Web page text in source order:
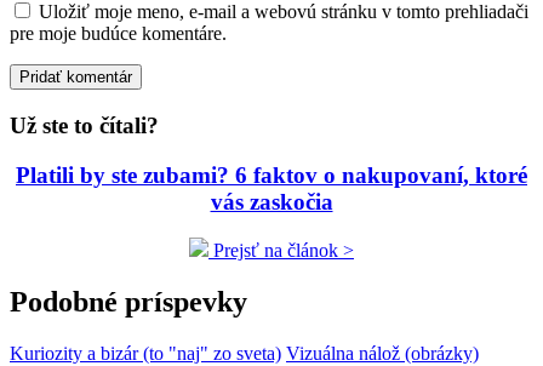
Uložiť moje meno, e-mail a webovú stránku v tomto prehliadači
pre moje budúce komentáre.
Už ste to čítali?
Platili by ste zubami? 6 faktov o nakupovaní, ktoré
vás zaskočia
Prejsť na článok >
Podobné príspevky
Kuriozity a bizár (to "naj" zo sveta) Vizuálna nálož (obrázky)